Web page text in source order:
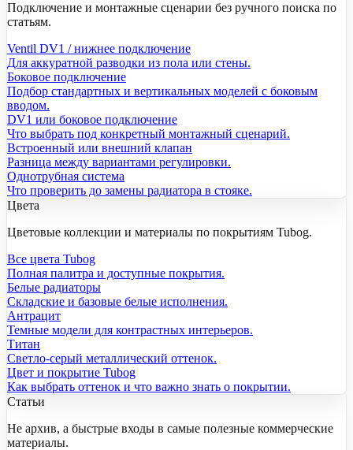
Подключение и монтажные сценарии без ручного поиска по
статьям.
Ventil DV1 / нижнее подключение
Для аккуратной разводки из пола или стены.
Боковое подключение
Подбор стандартных и вертикальных моделей с боковым
вводом.
DV1 или боковое подключение
Что выбрать под конкретный монтажный сценарий.
Встроенный или внешний клапан
Разница между вариантами регулировки.
Однотрубная система
Что проверить до замены радиатора в стояке.
Цвета
Цветовые коллекции и материалы по покрытиям Tubog.
Все цвета Tubog
Полная палитра и доступные покрытия.
Белые радиаторы
Складские и базовые белые исполнения.
Антрацит
Темные модели для контрастных интерьеров.
Титан
Светло-серый металлический оттенок.
Цвет и покрытие Tubog
Как выбрать оттенок и что важно знать о покрытии.
Статьи
Не архив, а быстрые входы в самые полезные коммерческие
материалы.